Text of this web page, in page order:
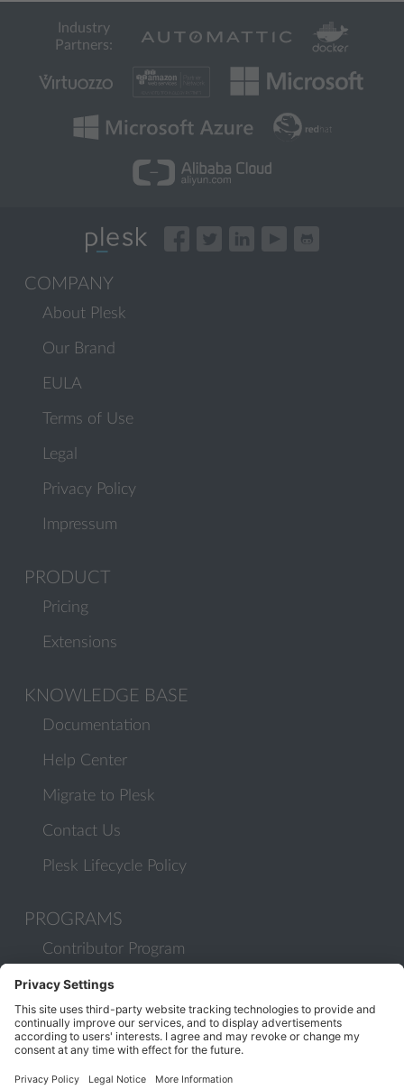
Industry
Partners:
COMPANY
About Plesk
Our Brand
EULA
Terms of Use
Legal
Privacy Policy
Impressum
PRODUCT
Pricing
Extensions
KNOWLEDGE BASE
Documentation
Help Center
Migrate to Plesk
Contact Us
Plesk Lifecycle Policy
PROGRAMS
Contributor Program
Partner Program
COMMUNITY